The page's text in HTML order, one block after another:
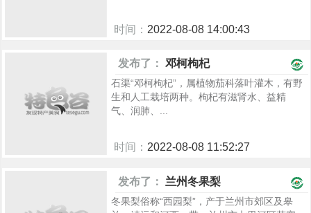
时间： 2022-08-08 14:00:43
发布了： 邓柯枸杞
石渠“邓柯枸杞”，属植物茄科落叶灌木，有野
生和人工栽培两种。枸杞有滋肾水、益精
气、润肺、...
时间： 2022-08-08 11:52:27
发布了： 兰州冬果梨
冬果梨俗称“西园梨”，产于兰州市郊区及皋